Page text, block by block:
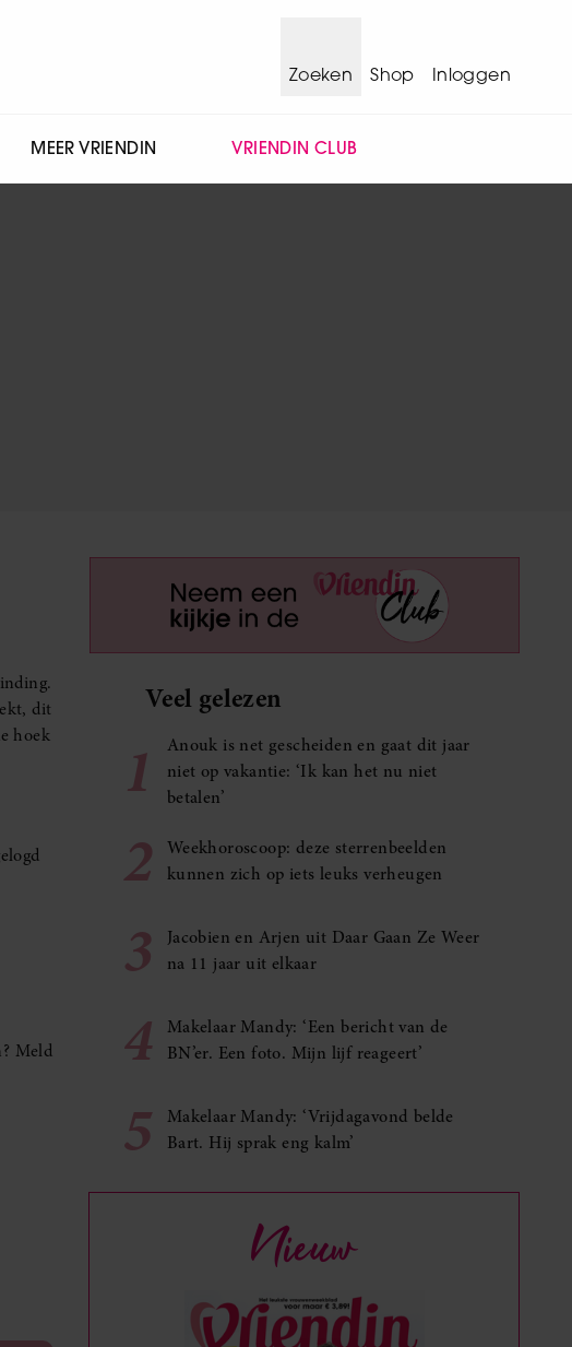
Zoeken
Shop Inloggen
MEER VRIENDIN VRIENDIN CLUB
dit
hoek
Meld
Veel gelezen
1
Anouk is net gescheiden en gaat dit jaar
niet op vakantie: ‘Ik kan het nu niet
betalen’
2
Weekhoroscoop: deze sterrenbeelden
kunnen zich op iets leuks verheugen
3
Jacobien en Arjen uit Daar Gaan Ze Weer
na 11 jaar uit elkaar
4
Makelaar Mandy: ‘Een bericht van de
BN’er. Een foto. Mijn lijf reageert’
5
Makelaar Mandy: ‘Vrijdagavond belde
Bart. Hij sprak eng kalm’
Nieuw